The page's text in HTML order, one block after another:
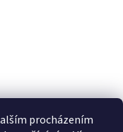
procházením